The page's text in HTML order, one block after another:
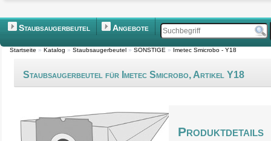
Staubsaugerbeutel Angebote
Startseite » Katalog » Staubsaugerbeutel » SONSTIGE » Imetec Smicrobo - Y18
Staubsaugerbeutel für Imetec Smicrobo, Artikel Y18
Produktdetails